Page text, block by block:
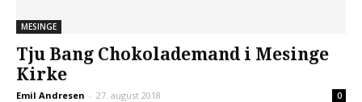
MESINGE
Tju Bang Chokolademand i Mesinge
Kirke
Emil Andresen - 27. august 2018 0